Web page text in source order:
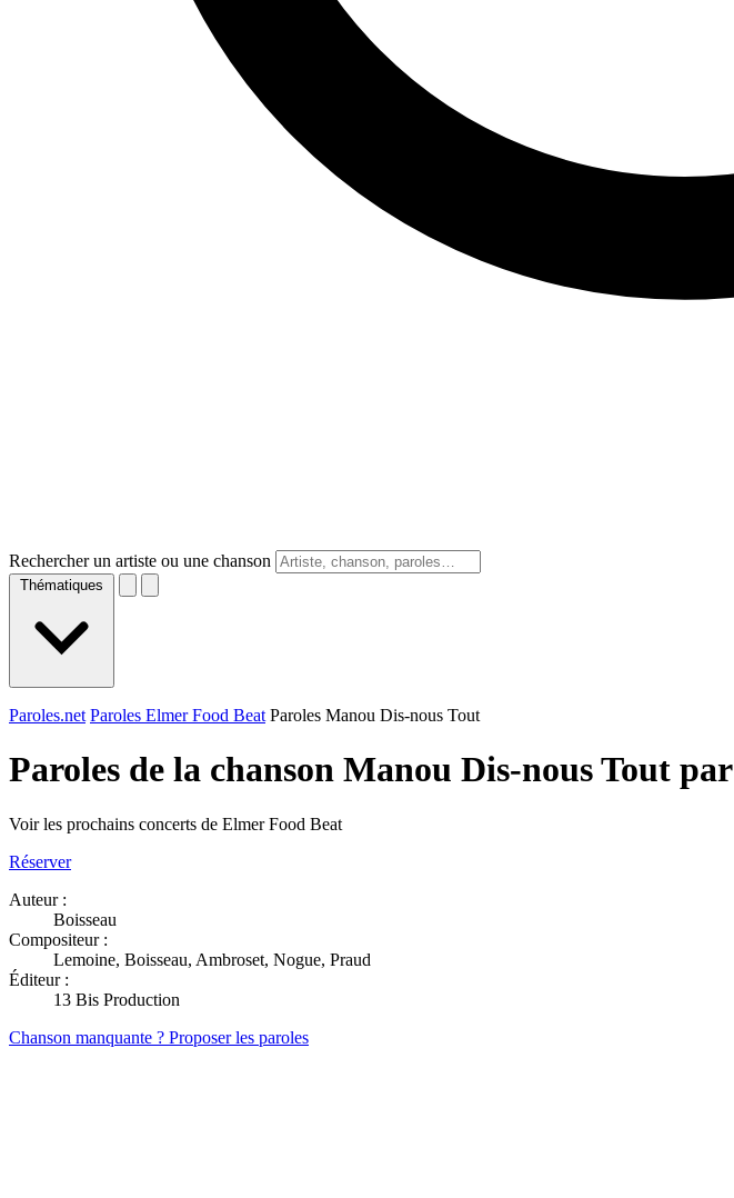
Rechercher un artiste ou une chanson
Thématiques
Paroles.net Paroles Elmer Food Beat Paroles Manou Dis-nous Tout
Paroles de la chanson Manou Dis-nous Tout par
Voir les prochains concerts de Elmer Food Beat
Réserver
Auteur :
Boisseau
Compositeur :
Lemoine, Boisseau, Ambroset, Nogue, Praud
Éditeur :
13 Bis Production
Chanson manquante ? Proposer les paroles